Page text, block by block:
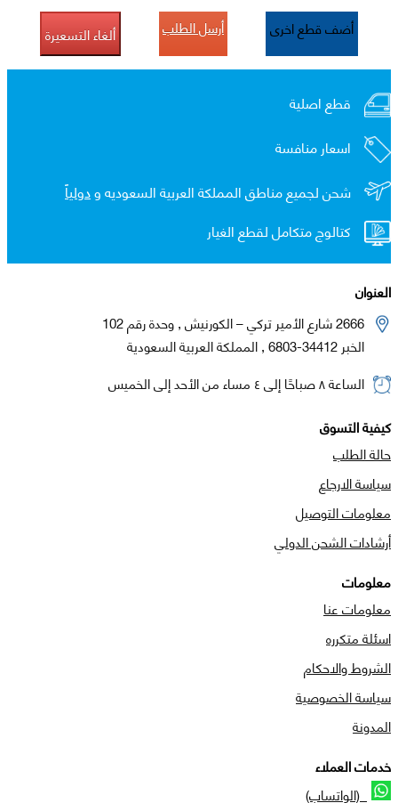
أضف قطع اخرى أرسل الطلب ألغاء التسعيرة
قطع اصلية
اسعار منافسة
شحن لجميع مناطق المملكة العربية السعوديه ودولياً
كتالوج متكامل لقطع الغيار
العنوان
2666 شارع الأمير تركي – الكورنيش , وحدة رقم 102
الخبر 34412-6803 , المملكة العربية السعودية
الساعة ٨ صباحًا إلى ٤ مساء من الأحد إلى الخميس
كيفية التسوق
حالة الطلب
سياسة الارجاع
معلومات التوصيل
أرشادات الشحن الدولي
معلومات
معلومات عنا
اسئلة متكرره
الشروط والاحكام
سياسة الخصوصية
المدونة
خدمات العملاء
(الواتساب)